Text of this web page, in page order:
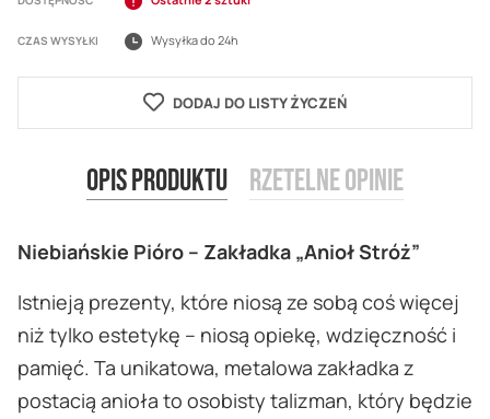
CZAS WYSYŁKI Wysyłka do 24h
DODAJ DO LISTY ŻYCZEŃ
Opis produktu
Niebiańskie Pióro – Zakładka „Anioł Stróż”
Istnieją prezenty, które niosą ze sobą coś więcej
niż tylko estetykę – niosą opiekę, wdzięczność i
pamięć. Ta unikatowa, metalowa zakładka z
postacią anioła to osobisty talizman, który będzie
Rzetelne opinie